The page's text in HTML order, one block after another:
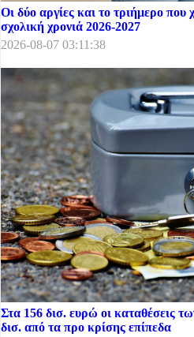
Οι δύο αργίες και το τριήμερο που
σχολική χρονιά 2026-2027
2026-08-07 03:11:38
Στα 156 δισ. ευρώ οι καταθέσεις
δισ. από τα προ κρίσης επίπεδα